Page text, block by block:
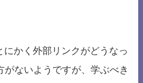
にかく外部リンクがどうなっ
ないようですが、学ぶべき